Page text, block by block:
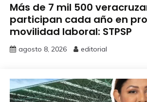
Más de 7 mil 500
participan cada año en
movilidad laboral: STPSP
agosto 8, 2026 editorial